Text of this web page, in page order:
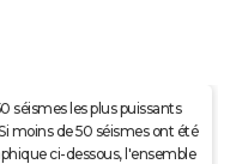
séismes les plus puissants
moins de 50 séismes ont été
ci-dessous, l'ensemble